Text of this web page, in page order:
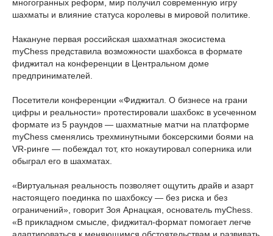
многогранных реформ, мир получил современную игру
шахматы и влияние статуса королевы в мировой политике.
Накануне первая российская шахматная экосистема
myChess представила возможности шахбокса в формате
фиджитал на конференции в Центральном доме
предпринимателей.
Посетители конференции «Фиджитал. О бизнесе на грани
цифры и реальности» протестировали шахбокс в усеченном
формате из 5 раундов — шахматные матчи на платформе
myChess сменялись трехминутными боксерскими боями на
VR-ринге — побеждал тот, кто нокаутировал соперника или
обыграл его в шахматах.
«Виртуальная реальность позволяет ощутить драйв и азарт
настоящего поединка по шахбоксу — без риска и без
ограничений», говорит Зоя Арнацкая, основатель myChess.
«В прикладном смысле, фиджитал-формат помогает легче